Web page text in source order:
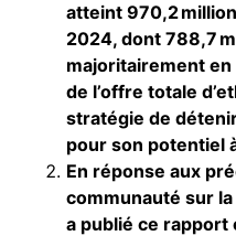
atteint 970,2
2024, dont 788,7
majoritairement
de l’offre totale
stratégie de
pour son potentiel
En réponse aux
communauté sur
a publié ce